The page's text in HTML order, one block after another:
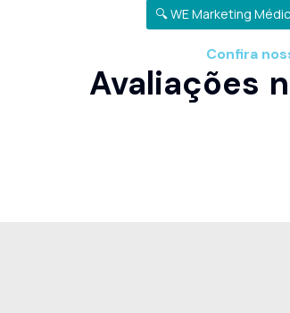
🔍 WE Marketing
Confira
Avaliações